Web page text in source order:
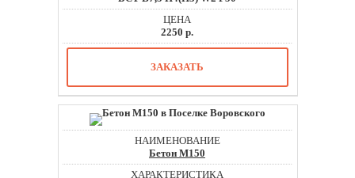
2250 р.
ЗАКАЗАТЬ
Бетон М150